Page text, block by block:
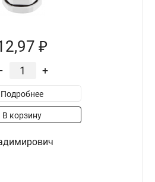
₽
+
Подробнее
В корзину